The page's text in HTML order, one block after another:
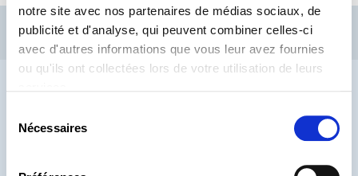
notre site avec nos partenaires de médias sociaux, de
publicité et d'analyse, qui peuvent combiner celles-ci
avec d'autres informations que vous leur avez fournies
ou qu'ils ont collectées lors de votre utilisation de leurs
Nécessaires
CEFOS
Contact
Jobs Inscription Newsletters